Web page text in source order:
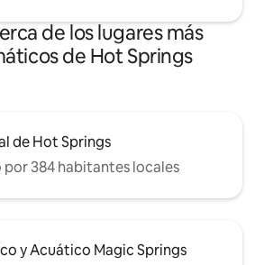
de los lugares más
de Hot Springs
de Hot Springs
por 384 habitantes locales
y Acuático Magic Springs